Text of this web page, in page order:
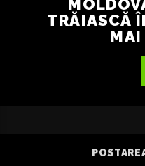
TRĂIASCĂ
MAI